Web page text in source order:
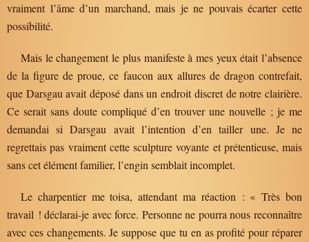
vraiment l’âme d’un marchand, mais je ne pouvais écarter cette
possibilité.
Mais le changement le plus manifeste à mes yeux était l’absence
de la figure de proue, ce faucon aux allures de dragon contrefait,
que Darsgau avait déposé dans un endroit discret de notre clairière.
Ce serait sans doute compliqué d’en trouver une nouvelle ; je me
demandai si Darsgau avait l’intention d’en tailler une. Je ne
regrettais pas vraiment cette sculpture voyante et prétentieuse, mais
sans cet élément familier, l’engin semblait incomplet.
Le charpentier me toisa, attendant ma réaction : « Très bon
travail ! déclarai-je avec force. Personne ne pourra nous reconnaître
avec ces changements. Je suppose que tu en as profité pour réparer